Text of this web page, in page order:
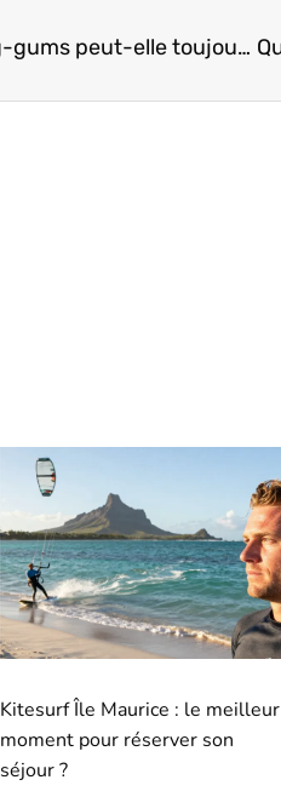
Pourquoi la vente des chewing-gums peut-elle toujours être rentable?
Kitesurf Île Maurice : le meilleur
moment pour réserver son
séjour ?